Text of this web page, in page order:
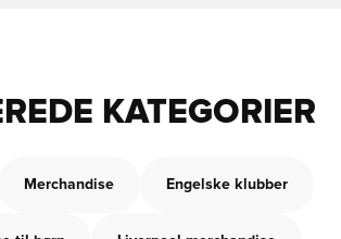
KATEGORIER
Merchandise Engelske klubber